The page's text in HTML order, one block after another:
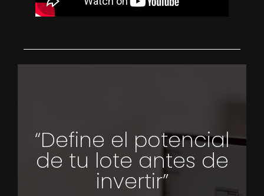
“Define el potencial
de tu lote antes de
invertir”